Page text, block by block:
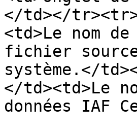
</td></
<td>Le nom
fichier
système.</
</td><td>Le
données IAF